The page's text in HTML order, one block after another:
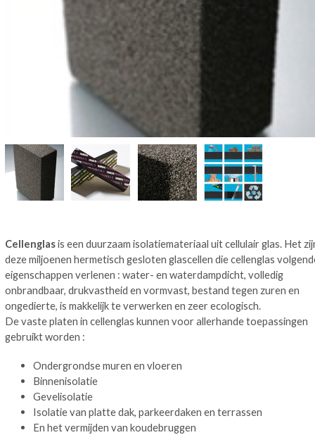
Cellenglasis een duurzaam isolatiemateriaal uit cellulair glas. Het
deze miljoenen hermetisch gesloten glascellen die cellenglas
eigenschappen verlenen : water- en waterdampdicht, volledig
onbrandbaar, drukvastheid en vormvast, bestand tegen zuren en
ongedierte, is makkelijk te verwerken en zeer ecologisch.
De vaste platen in cellenglas kunnen voor allerhande toepassingen
gebruikt worden :
Ondergrondse muren en vloeren
Binnenisolatie
Gevelisolatie
Isolatie van platte dak, parkeerdaken en terrassen
En het vermijden van koudebruggen